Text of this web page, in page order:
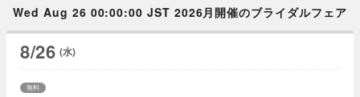
Wed Aug 26 00:00:00 JST 2026月開催のブライダルフェア
8/26 (水)
無料